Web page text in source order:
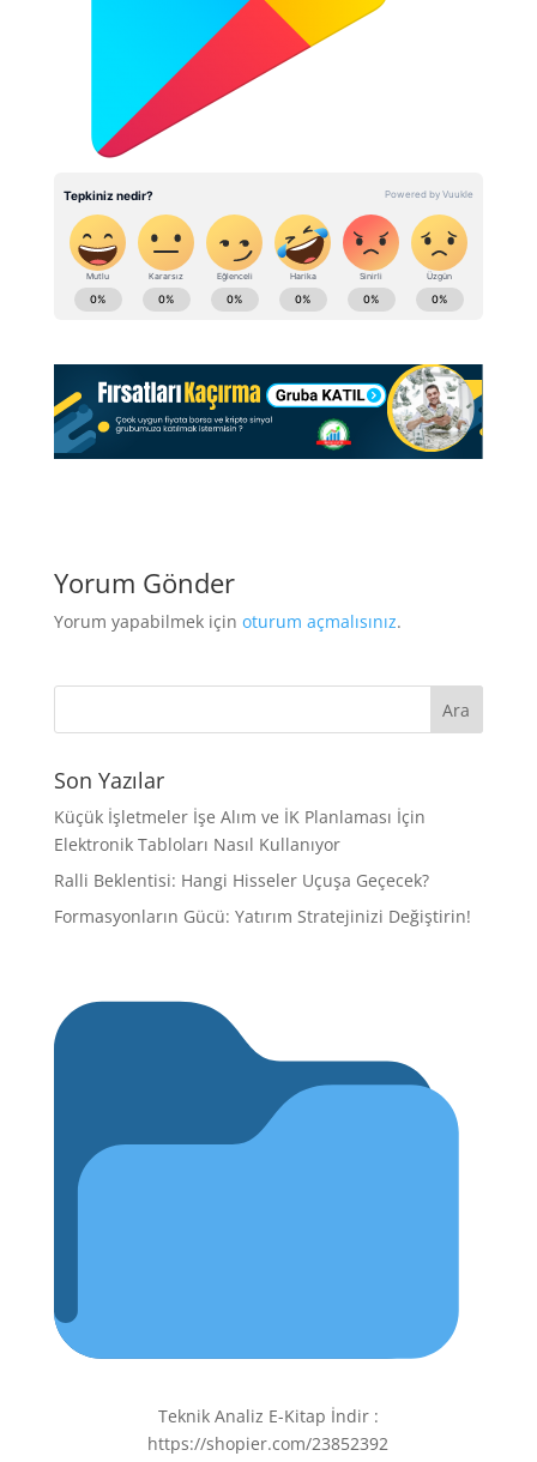
Yorum Gönder
Yorum yapabilmek için oturum açmalısınız.
Son Yazılar
Küçük İşletmeler İşe Alım ve İK Planlaması İçin
Elektronik Tabloları Nasıl Kullanıyor
Ralli Beklentisi: Hangi Hisseler Uçuşa Geçecek?
Formasyonların Gücü: Yatırım Stratejinizi Değiştirin!
Teknik Analiz E-Kitap İndir :
https://shopier.com/23852392